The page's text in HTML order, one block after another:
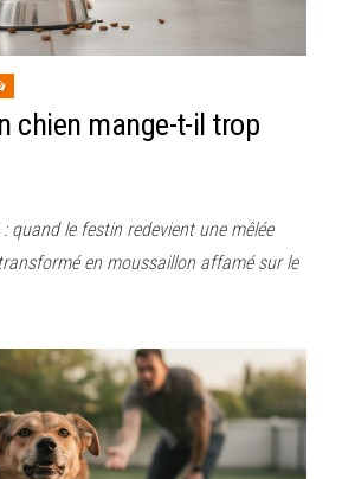
chien mange-t-il trop
quand le festin redevient une mêlée
en moussaillon affamé sur le